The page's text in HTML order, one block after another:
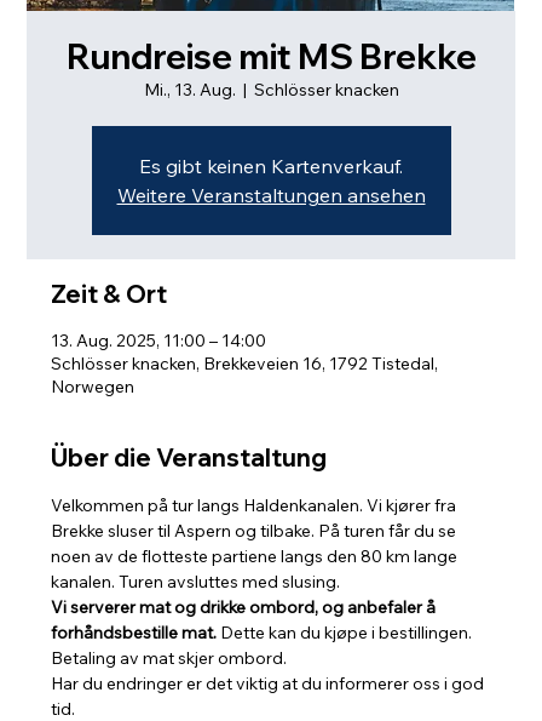
Rundreise mit MS Brekke
Mi., 13. Aug.
  |
Schlösser knacken
Es gibt keinen Kartenverkauf.
Weitere Veranstaltungen ansehen
Zeit & Ort
13. Aug. 2025, 11:00 – 14:00
Schlösser knacken, Brekkeveien 16, 1792 Tistedal,
Norwegen
Über die Veranstaltung
Velkommen på tur langs Haldenkanalen. Vi kjører fra
Brekke sluser til Aspern og tilbake. På turen får du se
noen av de flotteste partiene langs den 80 km lange
kanalen. Turen avsluttes med slusing.
Vi serverer mat og drikke ombord, og anbefaler å
forhåndsbestille mat. Dette kan du kjøpe i bestillingen.
Betaling av mat skjer ombord.
Har du endringer er det viktig at du informerer oss i god
tid.